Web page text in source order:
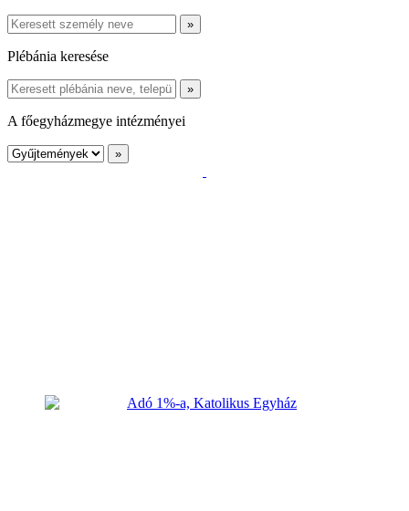
Plébánia keresése
A főegyházmegye intézményei